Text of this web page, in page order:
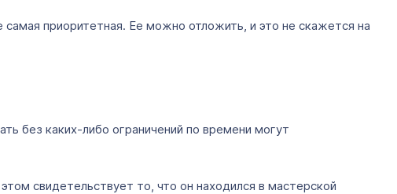
приоритетная. Ее можно отложить, и это не скажется на
без каких-либо ограничений по времени могут
свидетельствует то, что он находился в мастерской